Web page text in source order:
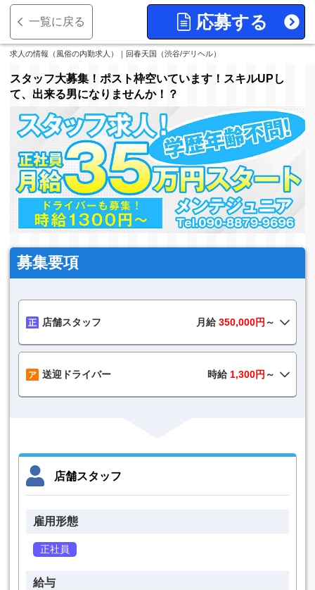
一覧に戻る 応募する
求人の情報（風俗の内勤求人）｜回春天国（渋谷/デリヘル）
スタッフ大募集！ポスト枠空いています！スキルUPし
て、出来る男になりませんか！？
募集要項
店舗スタッフ 月給 350,000円 ～
送迎ドライバー 時給 1,300円 ～
店舗スタッフ
雇用形態
正社員
給与